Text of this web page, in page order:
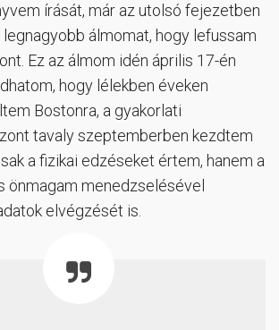
írását, már az utolsó fejezetben
álmomat, hogy lefussam
Ez az álmom idén április 17-én
hogy lélekben éveken
Bostonra, a gyakorlati
tavaly szeptemberben kezdtem
a fizikai edzéseket értem, hanem a
önmagam menedzselésével
elvégzését is.